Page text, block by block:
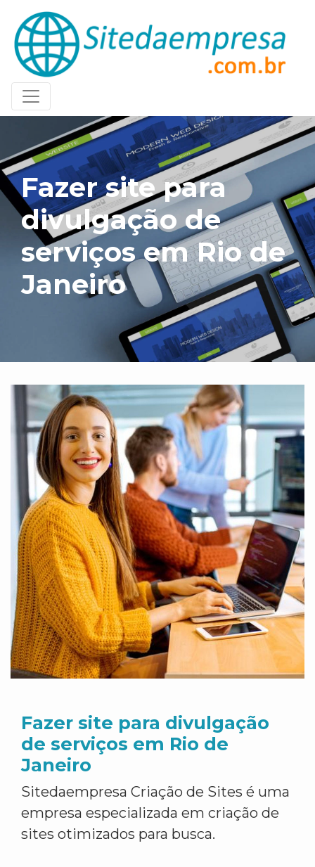
Fazer site para
divulgação de
serviços em Rio de
Janeiro
Fazer site para divulgação
de serviços em Rio de
Janeiro
Sitedaempresa Criação de Sites é uma
empresa especializada em criação de
sites otimizados para busca.